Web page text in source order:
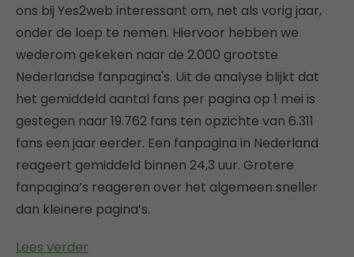
ons bij Yes2web interessant om, net als vorig jaar,
onder de loep te nemen. Hiervoor hebben we
wederom gekeken naar de 2.000 grootste
Nederlandse fanpagina's. Uit de analyse blijkt dat
het gemiddeld aantal fans per pagina op 1 mei is
gestegen naar 19.762 fans ten opzichte van 6.311
fans een jaar eerder. Een fanpagina in Nederland
reageert gemiddeld binnen 24,3 uur. Grotere
fanpagina’s reageren over het algemeen sneller
dan kleinere pagina’s.
Lees verder